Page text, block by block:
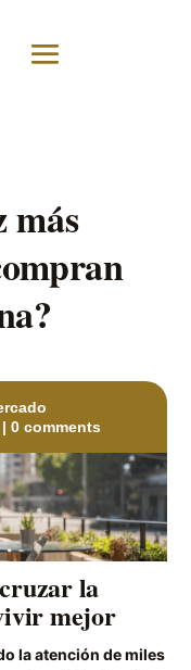
más
|0 comments
la
mejor
la atención de miles